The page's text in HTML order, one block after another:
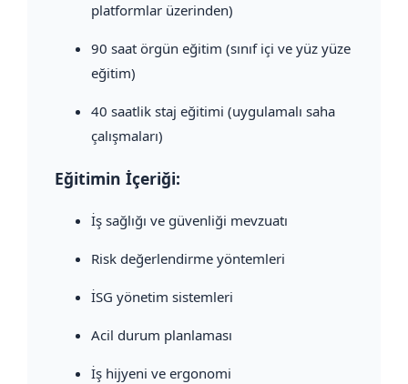
platformlar üzerinden)
90 saat örgün eğitim (sınıf içi ve yüz yüze
eğitim)
40 saatlik staj eğitimi (uygulamalı saha
çalışmaları)
Eğitimin İçeriği:
İş sağlığı ve güvenliği mevzuatı
Risk değerlendirme yöntemleri
İSG yönetim sistemleri
Acil durum planlaması
İş hijyeni ve ergonomi